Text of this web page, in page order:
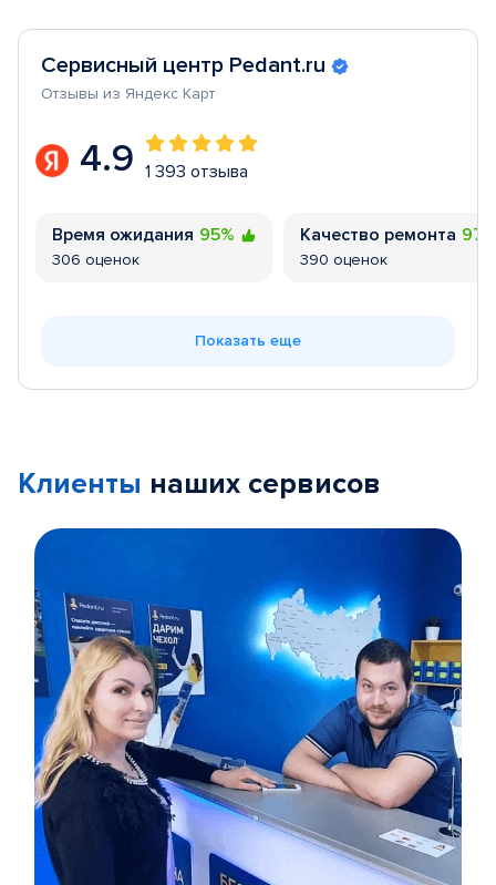
Сервисный центр Pedant.ru
Отзывы из Яндекс Карт
4.9 1 393 отзыва
Время ожидания 95%
306 оценок
Качество ремонта
390 оценок
Показать еще
Клиенты наших сервисов